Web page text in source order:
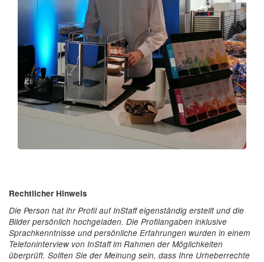
Rechtlicher Hinweis
Die Person hat ihr Profil auf InStaff eigenständig erstellt und die
Bilder persönlich hochgeladen. Die Profilangaben inklusive
Sprachkenntnisse und persönliche Erfahrungen wurden in einem
Telefoninterview von InStaff im Rahmen der Möglichkeiten
überprüft. Sollten Sie der Meinung sein, dass Ihre Urheberrechte